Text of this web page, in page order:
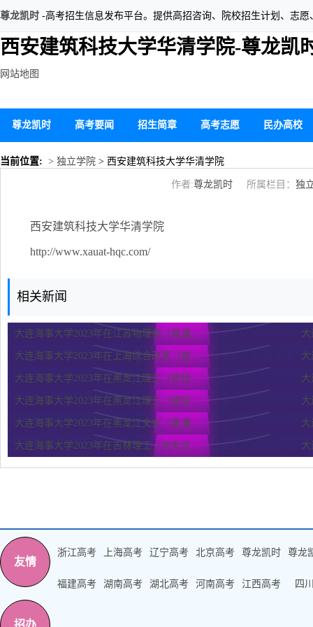
尊龙凯时 -高考招生信息发布平台。提供高招咨询、院校招生计划、志
西安建筑科技大学华清学院-尊龙凯
尊龙凯时 高考要闻 招生简章 高考志愿 民办高校
当前位置: > 独立学院 > 西安建筑科技大学华清学院
作者:尊龙凯时 所属栏目： 独
西安建筑科技大学华清学院
http://www.xauat-hqc.com/
相关新闻
大连海事大学2023年在江苏物理类（普通...
大连海事大学2023年在上海综合改革（提...
大连海事大学2023年在黑龙江理工（高校...
大连海事大学2023年在黑龙江理工（提前...
大连海事大学2023年在黑龙江文史（普通...
大连海事大学2023年在吉林理工（中外合...
友情
浙江高考 上海高考 辽宁高考 北京高考 尊龙凯时 尊龙
福建高考 湖南高考 湖北高考 河南高考 江西高考 四
招办
网站地图